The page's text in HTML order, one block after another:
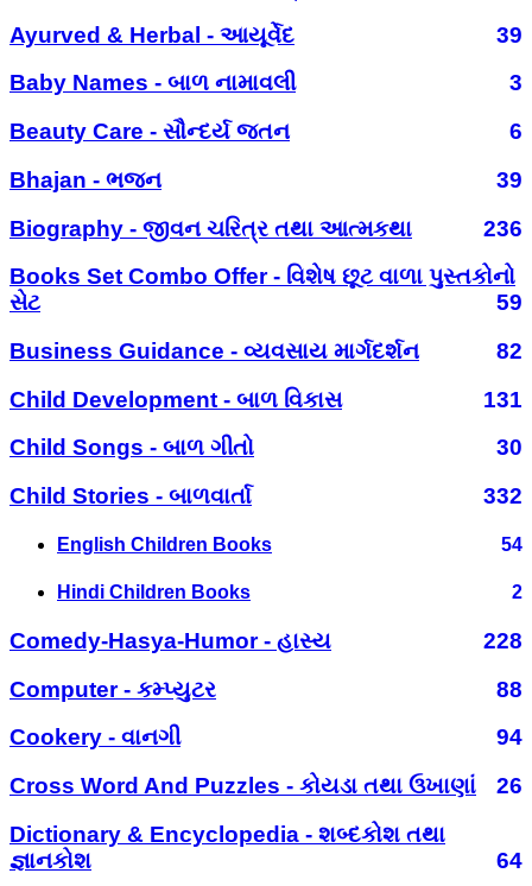
Ayurved & Herbal - આયૂર્વેદ
39
Baby Names - બાળ નામાવલી
3
Beauty Care - સૌન્દર્ય જતન
6
Bhajan - ભજન
39
Biography - જીવન ચરિત્ર તથા આત્મકથા
236
Books Set Combo Offer - વિશેષ છૂટ વાળા પુસ્તકોનો
સેટ
59
Business Guidance - વ્યવસાય માર્ગદર્શન
82
Child Development - બાળ વિકાસ
131
Child Songs - બાળ ગીતો
30
Child Stories - બાળવાર્તા
332
English Children Books 54
Hindi Children Books 2
Comedy-Hasya-Humor - હાસ્ય
228
Computer - કમ્પ્યુટર
88
Cookery - વાનગી
94
Cross Word And Puzzles - કોયડા તથા ઉખાણાં
26
Dictionary & Encyclopedia - શબ્દકોશ તથા
જ્ઞાનકોશ
64